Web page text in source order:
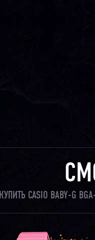
КУПИТЬ CASIO BABY-G